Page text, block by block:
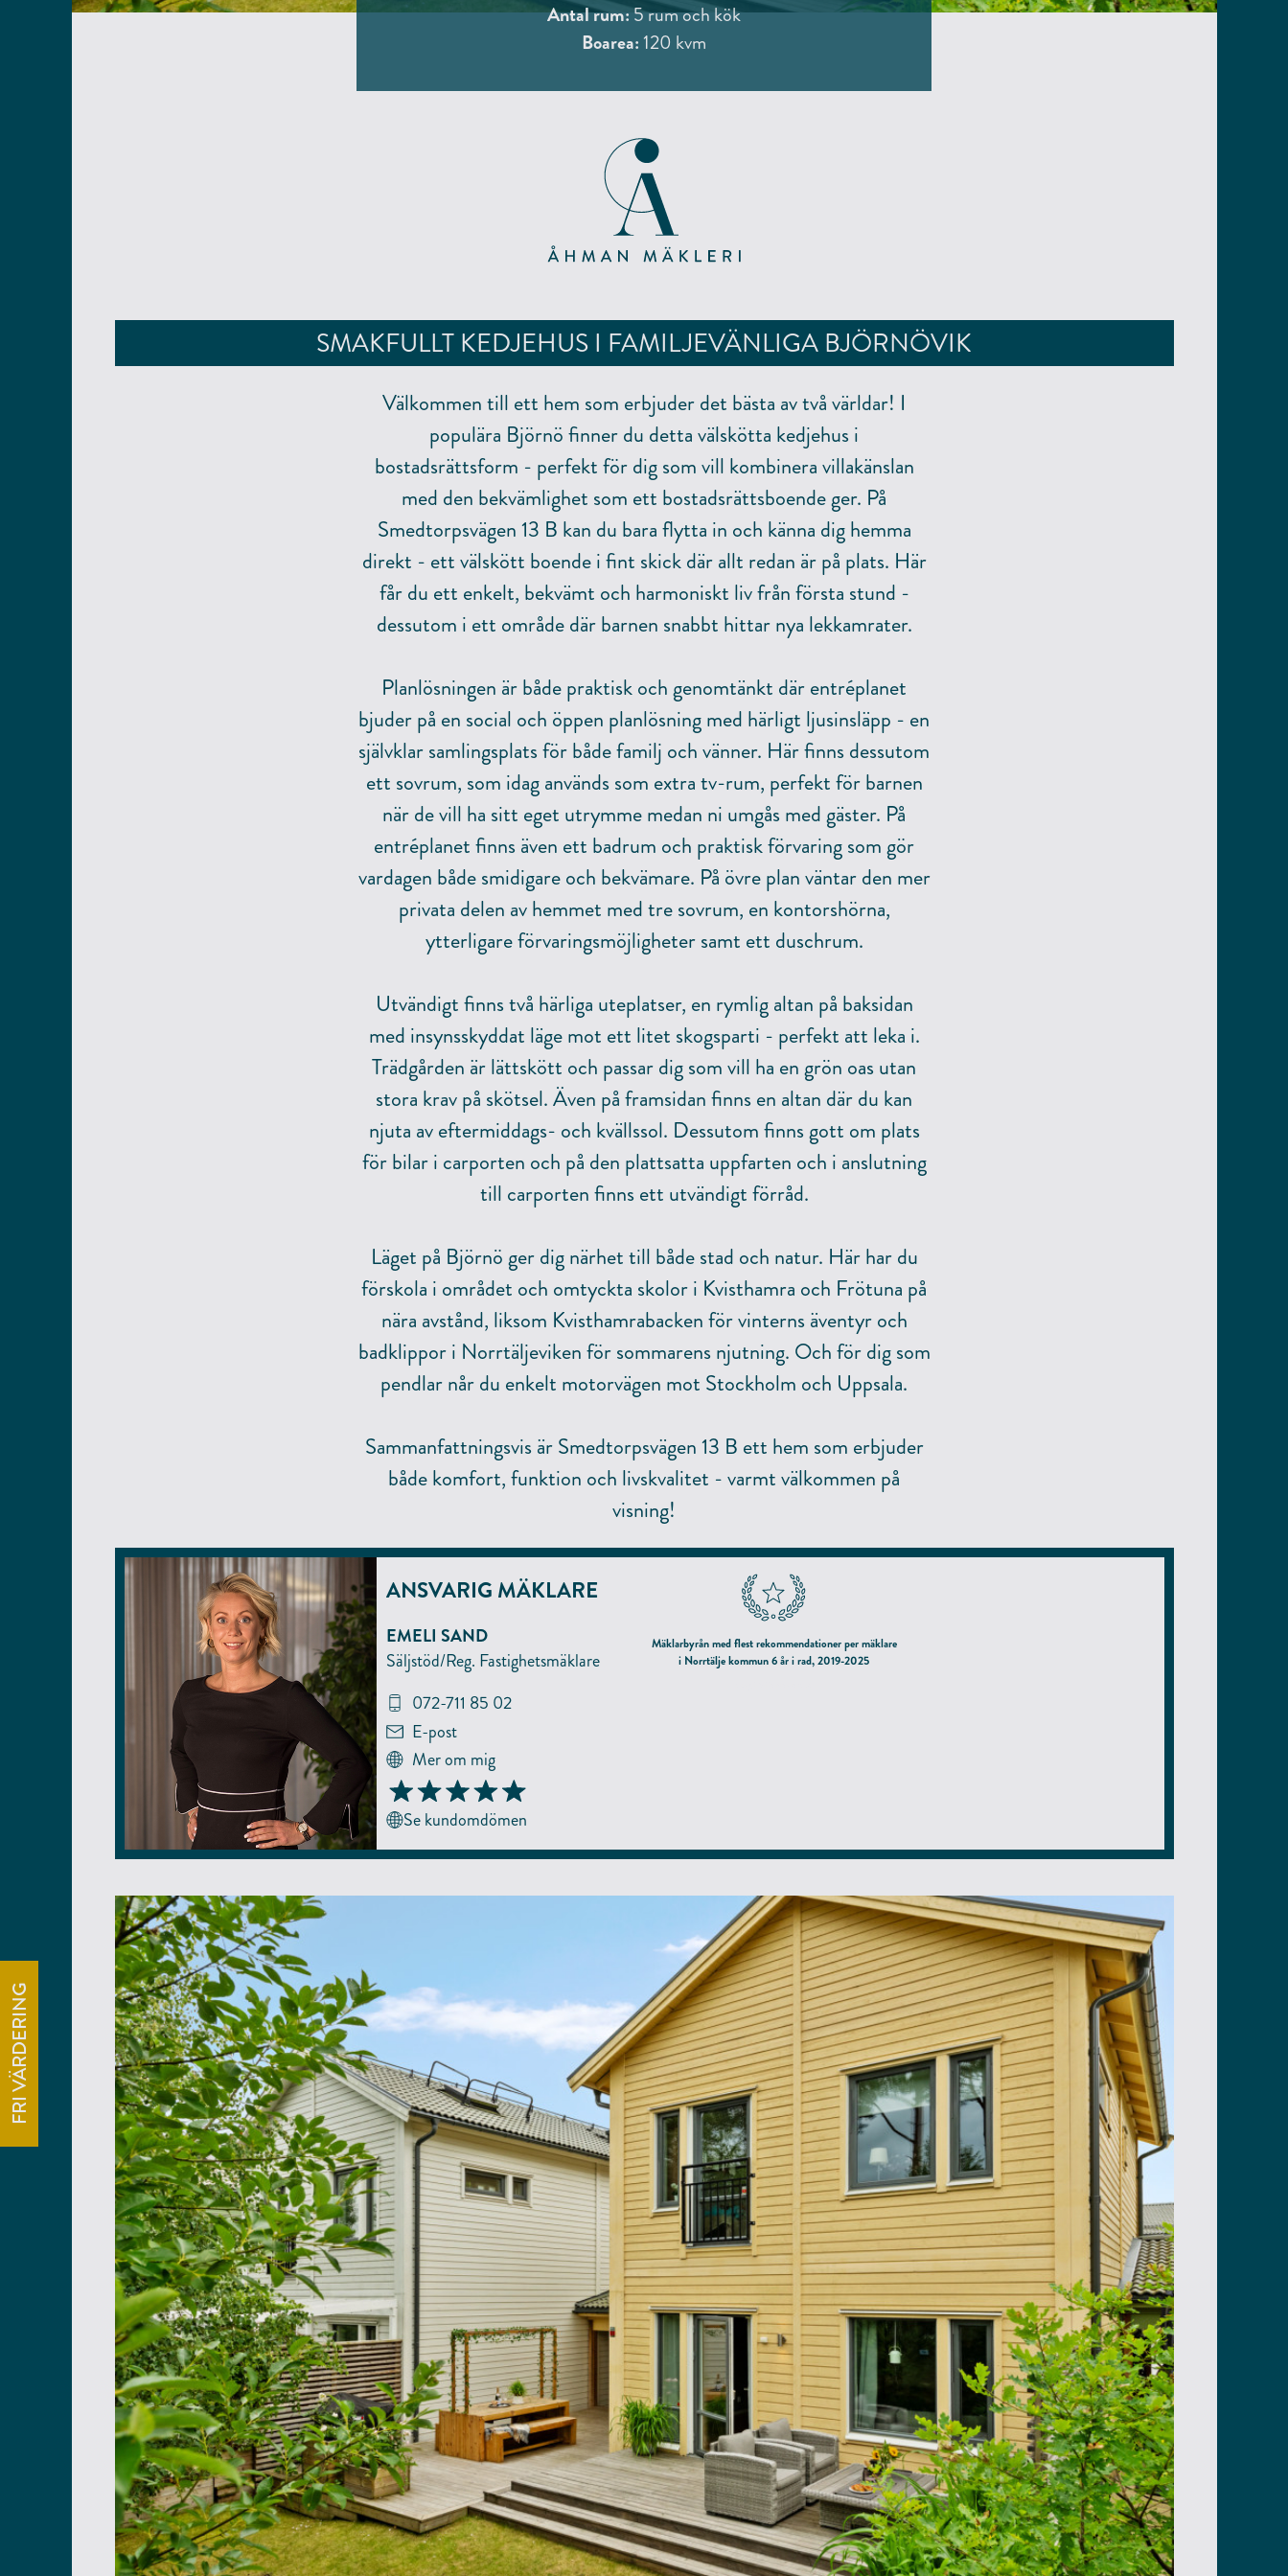
Antal rum:5 rum och kök
Boarea:120 kvm
SMAKFULLT KEDJEHUS I FAMILJEVÄNLIGA BJÖRNÖVIK
Välkommen till ett hem som erbjuder det bästa av två världar! I
populära Björnö finner du detta välskötta kedjehus i
bostadsrättsform - perfekt för dig som vill kombinera villakänslan
med den bekvämlighet som ett bostadsrättsboende ger. På
Smedtorpsvägen 13 B kan du bara flytta in och känna dig hemma
direkt - ett välskött boende i fint skick där allt redan är på plats. Här
får du ett enkelt, bekvämt och harmoniskt liv från första stund -
dessutom i ett område där barnen snabbt hittar nya lekkamrater.
Planlösningen är både praktisk och genomtänkt där entréplanet
bjuder på en social och öppen planlösning med härligt ljusinsläpp - en
självklar samlingsplats för både familj och vänner. Här finns dessutom
ett sovrum, som idag används som extra tv-rum, perfekt för barnen
när de vill ha sitt eget utrymme medan ni umgås med gäster. På
entréplanet finns även ett badrum och praktisk förvaring som gör
vardagen både smidigare och bekvämare. På övre plan väntar den mer
privata delen av hemmet med tre sovrum, en kontorshörna,
ytterligare förvaringsmöjligheter samt ett duschrum.
Utvändigt finns två härliga uteplatser, en rymlig altan på baksidan
med insynsskyddat läge mot ett litet skogsparti - perfekt att leka i.
Trädgården är lättskött och passar dig som vill ha en grön oas utan
stora krav på skötsel. Även på framsidan finns en altan där du kan
njuta av eftermiddags- och kvällssol. Dessutom finns gott om plats
för bilar i carporten och på den plattsatta uppfarten och i anslutning
till carporten finns ett utvändigt förråd.
Läget på Björnö ger dig närhet till både stad och natur. Här har du
förskola i området och omtyckta skolor i Kvisthamra och Frötuna på
nära avstånd, liksom Kvisthamrabacken för vinterns äventyr och
badklippor i Norrtäljeviken för sommarens njutning. Och för dig som
pendlar når du enkelt motorvägen mot Stockholm och Uppsala.
Sammanfattningsvis är Smedtorpsvägen 13 B ett hem som erbjuder
både komfort, funktion och livskvalitet - varmt välkommen på
visning!
ANSVARIG MÄKLARE
EMELI SAND
Säljstöd/Reg. Fastighetsmäklare
072-711 85 02
E-post
Mer om mig
Se kundomdömen
Mäklarbyrån med flest rekommendationer per mäklare
i Norrtälje kommun 6 år i rad, 2019-2025
FRI VÄRDERING